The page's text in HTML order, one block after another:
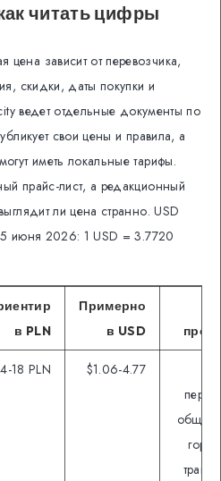
читать цифры
зависит от перевозчика,
скидки, даты покупки и
ведет отдельные документы по
свои цены и правила, а
иметь локальные тарифы.
прайс-лист, а редакционный
ли цена странно. USD
июня 2026: 1 USD = 3.7720
в PLN
Примерно
в USD
4-18 PLN $1.06-4.77
общий